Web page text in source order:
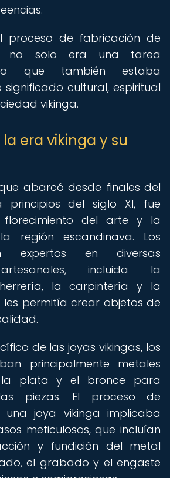
proceso de fabricación de
no solo era una tarea
que también estaba
cultural, espiritual
vikinga.
era vikinga y su
abarcó desde finales del
principios del siglo XI, fue
del arte y la
región escandinava. Los
expertos en diversas
incluida la
la carpintería y la
les permitía crear objetos de
de las joyas vikingas, los
principalmente metales
plata y el bronce para
piezas. El proceso de
joya vikinga implicaba
meticulosos, que incluían
y fundición del metal
el grabado y el engaste